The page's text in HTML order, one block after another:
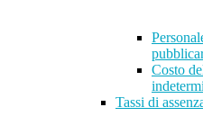
Costo
Tassi di